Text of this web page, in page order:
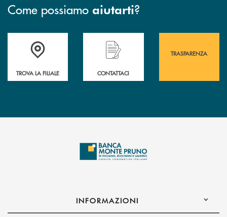
Come possiamo aiutarti?
Accedi all' elenco completo&nbsp; delle&nbsp; filiali&nbsp; di Banca
TROVA LA FILIALE
Hai bisogno di assistenza immediata?
CONTATTACI
TRASPARENZA
INFORMAZIONI